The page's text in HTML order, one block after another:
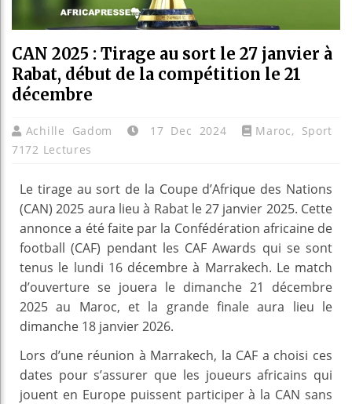
CAN 2025 : Tirage au sort le 27 janvier à
Rabat, début de la compétition le 21
décembre
Achille Gadom 17 Dec 2024 Maroc, Sport
7172 Lectures
Le tirage au sort de la Coupe d’Afrique des Nations
(CAN) 2025 aura lieu à Rabat le 27 janvier 2025. Cette
annonce a été faite par la Confédération africaine de
football (CAF) pendant les CAF Awards qui se sont
tenus le lundi 16 décembre à Marrakech. Le match
d’ouverture se jouera le dimanche 21 décembre
2025 au Maroc, et la grande finale aura lieu le
dimanche 18 janvier 2026.
Lors d’une réunion à Marrakech, la CAF a choisi ces
dates pour s’assurer que les joueurs africains qui
jouent en Europe puissent participer à la CAN sans